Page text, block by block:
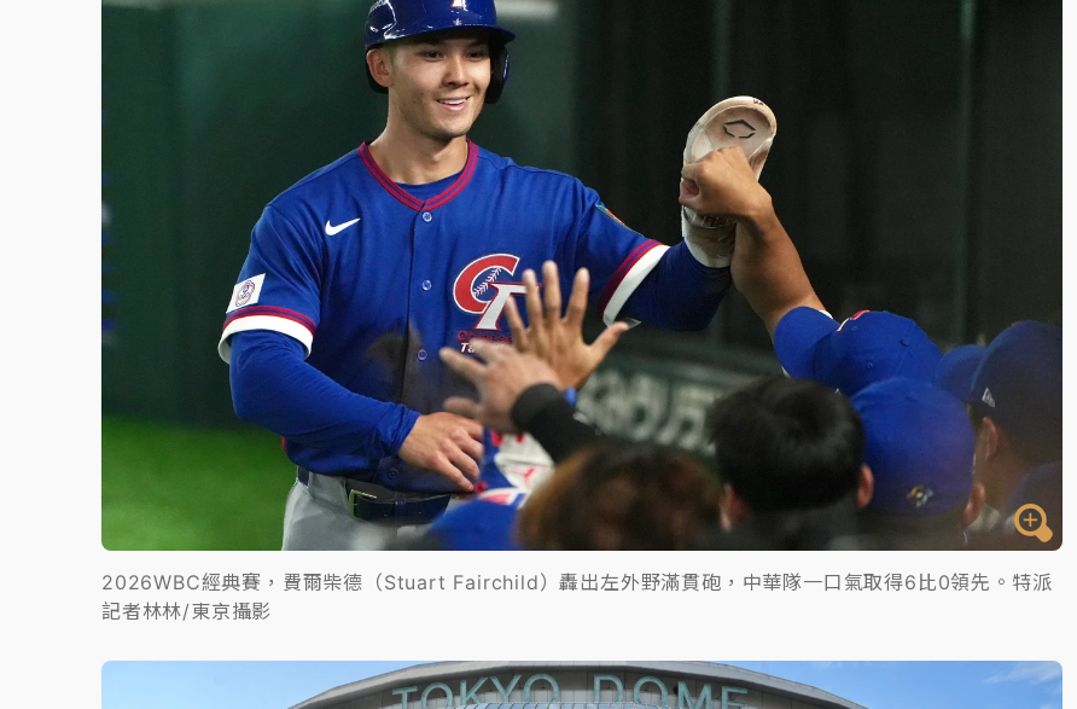
2026WBC經典賽，費爾柴德（Stuart Fairchild）轟出左外野滿貫砲，中華隊一口氣取得6比0領先。特派
記者林林/東京攝影